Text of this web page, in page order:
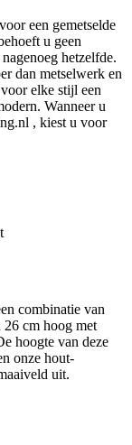
een gemetselde
u geen
hetzelfde.
dan metselwerk en
elke stijl een
Wanneer u
, kiest u voor
combinatie van
26 cm hoog met
hoogte van deze
onze hout-
uit.